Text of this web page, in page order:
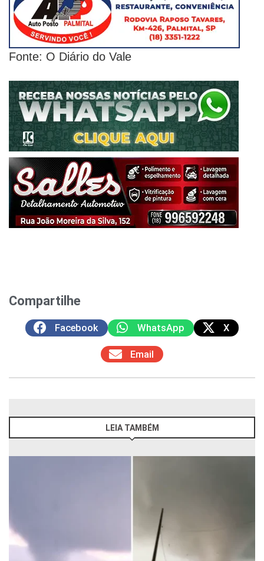
Fonte: O Diário do Vale
Compartilhe
Facebook WhatsApp X
Email
LEIA TAMBÉM